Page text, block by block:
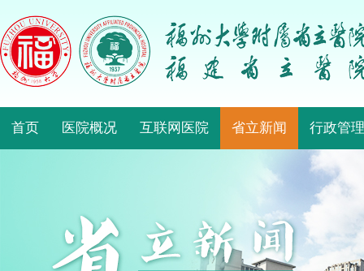
首页 医院概况 互联网医院 省立新闻 行政管理